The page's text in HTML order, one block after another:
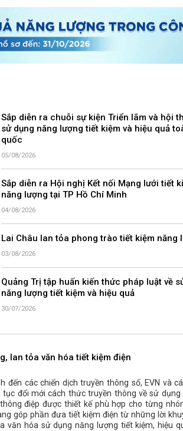
Sắp diễn ra chuỗi sự kiện Triển lãm và hội
sử dụng năng lượng tiết kiệm và hiệu quả
quốc
05/08/2026
Sắp diễn ra Hội nghị Kết nối Mạng lưới tiết
năng lượng tại TP Hồ Chí Minh
04/08/2026
Lai Châu lan tỏa phong trào tiết kiệm năng
03/08/2026
Quảng Trị tập huấn kiến thức pháp luật về
năng lượng tiết kiệm và hiệu quả
30/07/2026
lan tỏa văn hóa tiết kiệm điện
đến các chiến dịch truyền thông số, EVN và
tục đổi mới cách thức truyền thông về sử dụng
điệp được thiết kế phù hợp cho từng
góp phần đưa tiết kiệm điện từ những lời
văn hóa sử dụng năng lượng tiết kiệm, hiệu